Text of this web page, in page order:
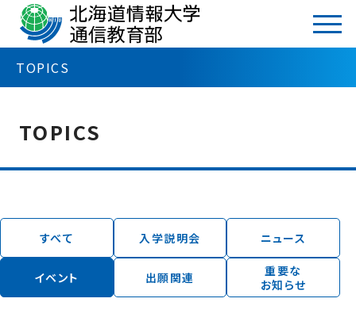
TOP TOPICS
TOPICS
入学説明会
ニュース
重要なお知らせ
アーカイブ
TOPICS
すべて 入学説明会 ニュース
イベント 出願関連
重要な
お知らせ